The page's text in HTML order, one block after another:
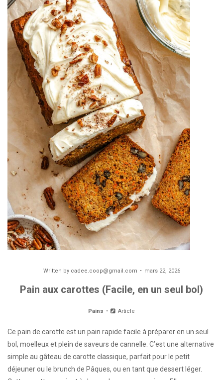
Written by cadee.coop@gmail.com mars 22, 2026
Pain aux carottes (Facile, en un seul bol)
Pains Article
Ce pain de carotte est un pain rapide facile à préparer en un seul
bol, moelleux et plein de saveurs de cannelle. C’est une alternative
simple au gâteau de carotte classique, parfait pour le petit
déjeuner ou le brunch de Pâques, ou en tant que dessert léger.